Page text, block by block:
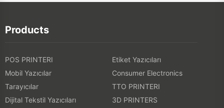
Products
POS PRINTERI
Etiket Yazıcıları
Mobil Yazıcılar
Consumer Electronics
Tarayıcılar
TTO PRINTERI
Dijital Tekstil Yazıcıları
3D PRINTERS